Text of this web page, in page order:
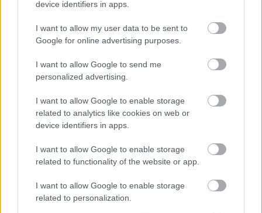
device identifiers in apps.
I want to allow my user data to be sent to
Google for online advertising purposes.
I want to allow Google to send me
personalized advertising.
I want to allow Google to enable storage
related to analytics like cookies on web or
device identifiers in apps.
I want to allow Google to enable storage
related to functionality of the website or app.
I want to allow Google to enable storage
related to personalization.
πωλούνταν πλέον ως «υπερ-design-άτα» lofts.
Σήμερα, η περιοχή έχει σίγουρα χάσει πολλή από
προσωπικότητά της. Λέγεται, μάλιστα, πως οι
κάτω, στηνKingsland Road. Δεν παύει, ωστόσο,
να σφύζει από ζωή, να φιλοξενεί τις ακριβότερες
, που γνώρισε ανεπανάληπτες δόξες στη
μπαράκια, κάποια από αυτά υπόγεια με live mc’s
να «ραπάρουν». Σε κάθε περίπτωση, αν